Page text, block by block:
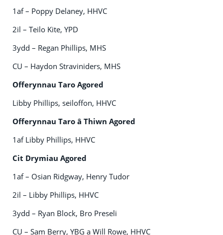
1af – Poppy Delaney, HHVC
2il – Teilo Kite, YPD
3ydd – Regan Phillips, MHS
CU – Haydon Straviniders, MHS
Offerynnau Taro Agored
Libby Phillips, seiloffon, HHVC
Offerynnau Taro â Thiwn Agored
1af Libby Phillips, HHVC
Cit Drymiau Agored
1af – Osian Ridgway, Henry Tudor
2il – Libby Phillips, HHVC
3ydd – Ryan Block, Bro Preseli
CU – Sam Berry, YBG a Will Rowe, HHVC